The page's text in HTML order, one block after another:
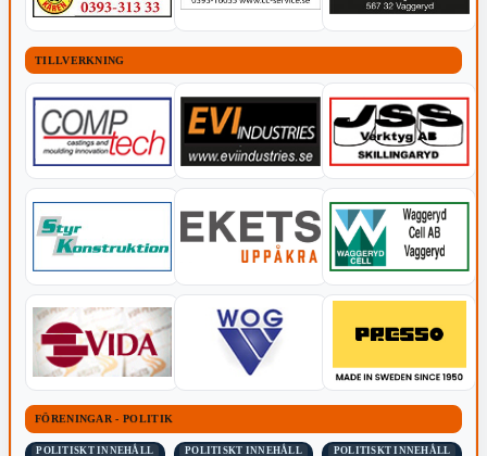
TILLVERKNING
FÖRENINGAR - POLITIK
POLITISKT INNEHÅLL POLITISKT INNEHÅLL POLITISKT INNEHÅLL